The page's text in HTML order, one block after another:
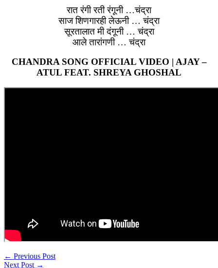
रात रंगी रती रंगूनी …चंद्रा
साज शिणगारही लेऊनी … चंद्रा
सूरतालात मी दंगूनी … चंद्रा
आले तारांगणी … चंद्रा
CHANDRA SONG OFFICIAL VIDEO | AJAY –
ATUL FEAT. SHREYA GHOSHAL
← Previous Post
Next Post →